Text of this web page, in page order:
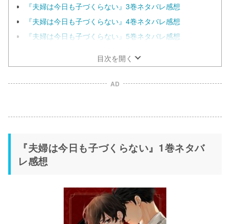
『夫婦は今日も子づくらない』3巻ネタバレ感想
『夫婦は今日も子づくらない』4巻ネタバレ感想
『夫婦は今日も子づくらない』5巻ネタバレ感想
目次を開く
AD
『夫婦は今日も子づくらない』1巻ネタバ
レ感想